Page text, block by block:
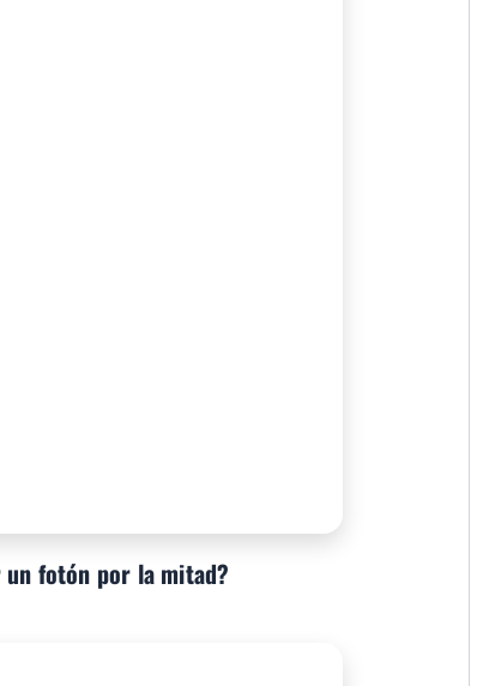
fotón por la mitad?